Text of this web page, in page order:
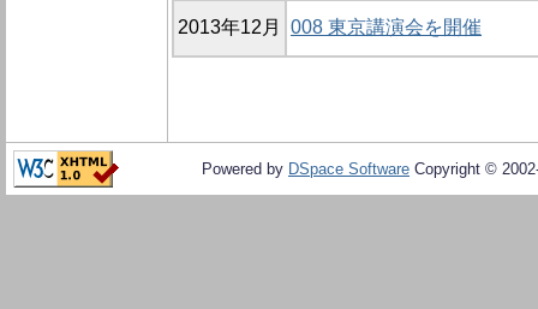
2013年12月 008 東京講演会を開催
Powered by DSpace Software Copyright ©